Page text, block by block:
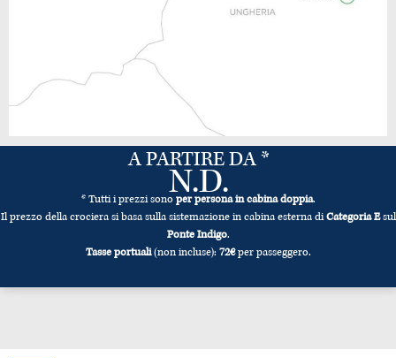
A PARTIRE DA *
N.D.
* Tutti i prezzi sono per persona in cabina doppia.
Il prezzo della crociera si basa sulla sistemazione in cabina esterna diCategoria Esul
Ponte Indigo.
Tasse portuali(non incluse): 72€per passeggero.